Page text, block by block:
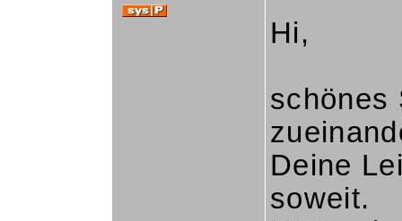
Hi,
schönes
Deine
soweit.